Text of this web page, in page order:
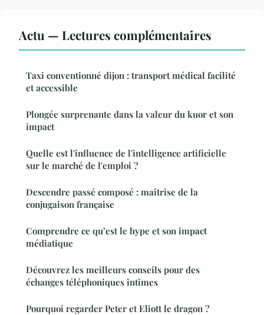
Actu — Lectures complémentaires
Taxi conventionné dijon : transport médical facilité
et accessible
Plongée surprenante dans la valeur du kuor et son
impact
Quelle est l'influence de l'intelligence artificielle
sur le marché de l'emploi ?
Descendre passé composé : maîtrise de la
conjugaison française
Comprendre ce qu’est le hype et son impact
médiatique
Découvrez les meilleurs conseils pour des
échanges téléphoniques intimes
Pourquoi regarder Peter et Eliott le dragon ?